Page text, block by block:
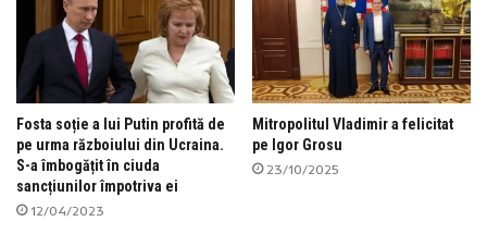
Fosta soție a lui Putin profită de
pe urma războiului din Ucraina.
S-a îmbogățit în ciuda
sancțiunilor împotriva ei
12/04/2023
Mitropolitul Vladimir a felicitat
pe Igor Grosu
23/10/2025